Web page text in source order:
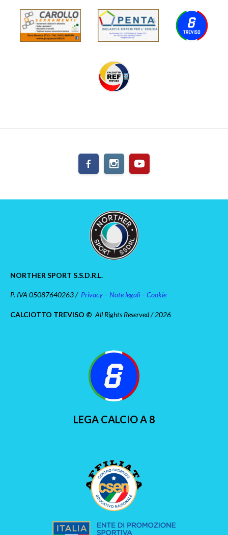
NORTHER SPORT S.S.D.R.L.
P. IVA 05087640263 / Privacy – Note legali – Cookie
CALCIOTTO TREVISO © All Rights Reserved / 2026
LEGA CALCIO A 8